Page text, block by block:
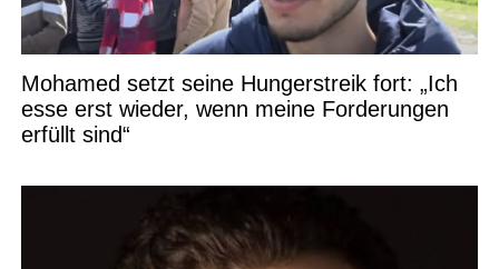
Mohamed setzt seine Hungerstreik fort: „Ich
esse erst wieder, wenn meine Forderungen
erfüllt sind“